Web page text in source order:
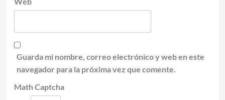
Guarda mi nombre, correo electrónico y web en este
navegador para la próxima vez que comente.
Math Captcha